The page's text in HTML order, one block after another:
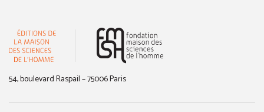
54, boulevard Raspail – 75006 Paris